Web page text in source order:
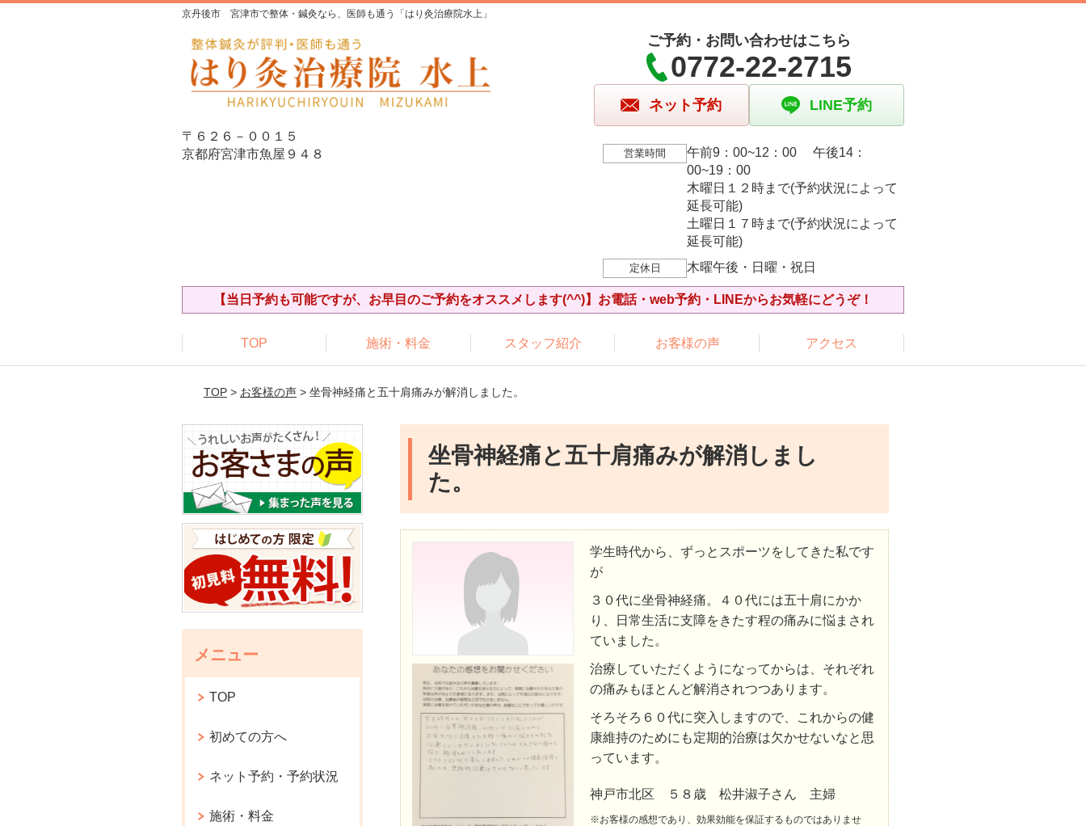
京丹後市 宮津市で整体・鍼灸なら、医師も通う「はり灸治療院水上」
〒６２６－００１５
京都府宮津市魚屋９４８
ご予約・お問い合わせはこちら
0772-22-2715
ネット予約 LINE予約
営業時間
午前9：00~12：00 午後14：
00~19：00
木曜日１２時まで(予約状況によって
延長可能)
土曜日１７時まで(予約状況によって
延長可能)
定休日 木曜午後・日曜・祝日
【当日予約も可能ですが、お早目のご予約をオススメします(^^)】お電話・web予約・LINEからお気軽にどうぞ！
TOP 施術・料金 スタッフ紹介 お客様の声 アクセス
TOP> お客様の声> 坐骨神経痛と五十肩痛みが解消しました。
坐骨神経痛と五十肩痛みが解消しまし
た。
学生時代から、ずっとスポーツをしてきた私です
が
３０代に坐骨神経痛。４０代には五十肩にかか
り、日常生活に支障をきたす程の痛みに悩まされ
ていました。
治療していただくようになってからは、それぞれ
の痛みもほとんど解消されつつあります。
そろそろ６０代に突入しますので、これからの健
康維持のためにも定期的治療は欠かせないなと思
っています。
神戸市北区 ５８歳 松井淑子さん 主婦
※お客様の感想であり、効果効能を保証するものではありませ
メニュー
TOP
初めての方へ
ネット予約・予約状況
施術・料金